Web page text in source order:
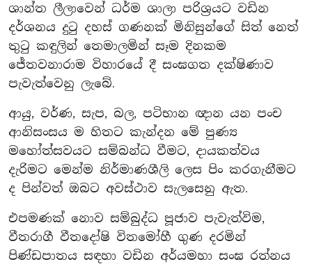
ශාන්ත ලීලාවෙන් ධර්ම ශාලා පරිශ්‍රයට වඩින
දර්ශනය දුටු දහස් ගණනක් මිනිසුන්ගේ සිත් නෙත්
තුටු කඳුලින් තෙමාලමින් සෑම දිනකම
ජේතවනාරාම විහාරයේ දී සංඝගත දක්ෂිණාව
පැවැත්වෙනු ලැබේ.
ආයු, වර්ණ, සැප, බල, පටිභාන ඥාන යන පංච
ආනිසංසය ම හිතට කැන්දන මේ පුණ්‍ය
මහෝත්සවයට සම්බන්ධ වීමට, දායකත්වය
දැරිමට මෙන්ම නිර්මාණශීලි ලෙස පිං කරගැනීමට
ද පින්වත් ඔබට අවස්ථාව සැලසෙනු ඇත.
එපමණක් නොව සම්බුද්ධ පූජාව පැවැත්විම,
වීතරාගී වීතදෝෂි විතමෝහී ගුණ දරමින්
පිණ්ඩපාතය සඳහා වඩින අර්යමහා සංඝ රත්නය